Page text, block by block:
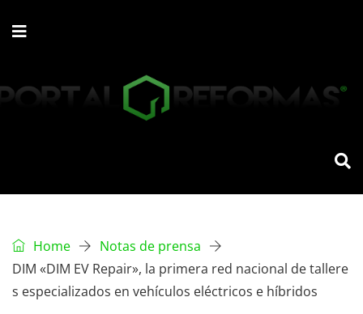
Home
Notas de prensa
DIM «DIM EV Repair», la primera red nacional de tallere
s especializados en vehículos eléctricos e híbridos